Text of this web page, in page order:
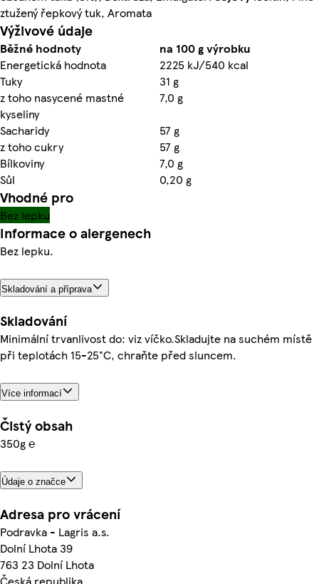
ztužený řepkový tuk, Aromata
Výživové údaje
Běžné hodnoty
na 100 g výrobku
Energetická hodnota
2225 kJ/540 kcal
Tuky
31 g
z toho nasycené mastné
kyseliny
7,0 g
Sacharidy
57 g
z toho cukry
57 g
Bílkoviny
7,0 g
Sůl
0,20 g
Vhodné pro
Bez lepku
Informace o alergenech
Bez lepku.
Skladování a příprava
Skladování
Minimální trvanlivost do: viz víčko.Skladujte na suchém místě
při teplotách 15-25°C, chraňte před sluncem.
Více informací
Čistý obsah
350g ℮
Údaje o značce
Adresa pro vrácení
Podravka - Lagris a.s.
Dolní Lhota 39
763 23 Dolní Lhota